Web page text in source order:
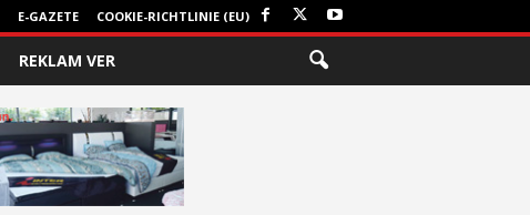
E-GAZETE COOKIE-RICHTLINIE (EU)
REKLAM VER